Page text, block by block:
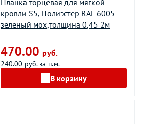
Планка торцевая для мягкой
кровли S5, Полиэстер RAL 6005
зеленый мох,толщина 0,45 2м
470.00руб.
240.00 руб. за п.м.
В корзину